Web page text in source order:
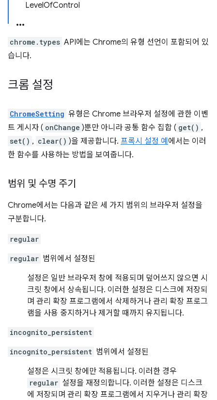
LevelOfControl
chrome.types API에는 Chrome의 유형 선언이 포함되어 있
습니다.
크롬 설정
ChromeSetting 유형은 Chrome 브라우저 설정에 관한 이벤
트 게시자 ( onChange )뿐만 아니라 공통 함수 집합 ( get() ,
set() , clear() )을 제공합니다. 프록시 설정 예 에서는 이러
한 함수를 사용하는 방법을 보여줍니다.
범위 및 수명 주기
Chrome에서는 다음과 같은 세 가지 범위의 브라우저 설정을
구분합니다.
regular
regular 범위에서 설정된
설정은 일반 브라우저 창에 적용되며 덮어쓰지 않으면 시
크릿 창에서 상속됩니다. 이러한 설정은 디스크에 저장되
며 관리 확장 프로그램에서 삭제하거나 관리 확장 프로그
램을 사용 중지하거나 제거할 때까지 유지됩니다.
incognito_persistent
incognito_persistent 범위에서 설정된
설정은 시크릿 창에만 적용됩니다. 이러한 경우
regular 설정을 재정의합니다. 이러한 설정은 디스크
에 저장되며 관리 확장 프로그램에서 지우거나 관리 확장